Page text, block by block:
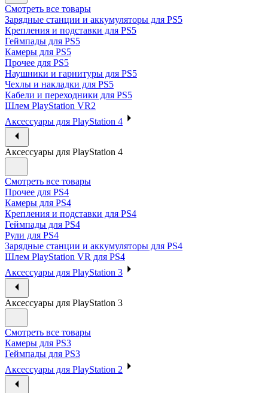
Смотреть все товары
Зарядные станции и аккумуляторы для PS5
Крепления и подставки для PS5
Геймпады для PS5
Камеры для PS5
Прочее для PS5
Наушники и гарнитуры для PS5
Чехлы и накладки для PS5
Кабели и переходники для PS5
Шлем PlayStation VR2
Аксессуары для PlayStation 4
Аксессуары для PlayStation 4
Смотреть все товары
Прочее для PS4
Камеры для PS4
Крепления и подставки для PS4
Геймпады для PS4
Рули для PS4
Зарядные станции и аккумуляторы для PS4
Шлем PlayStation VR для PS4
Аксессуары для PlayStation 3
Аксессуары для PlayStation 3
Смотреть все товары
Камеры для PS3
Геймпады для PS3
Аксессуары для PlayStation 2